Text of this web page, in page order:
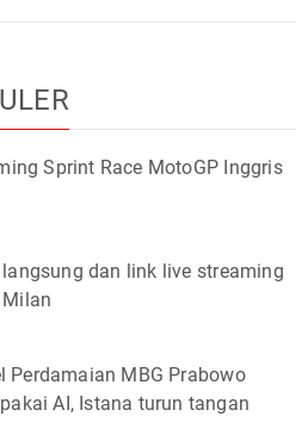
Sprint Race MotoGP Inggris
dan link live streaming
Milan
Perdamaian MBG Prabowo
AI, Istana turun tangan